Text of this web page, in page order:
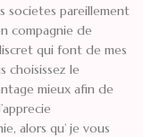
societes pareillement
compagnie de
qui font de mes
choisissez le
mieux afin de
alors qu’ je vous